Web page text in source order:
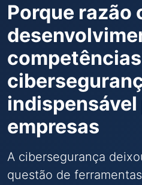
Porque razão
indispensável
empresas
A cibersegurança
questão de